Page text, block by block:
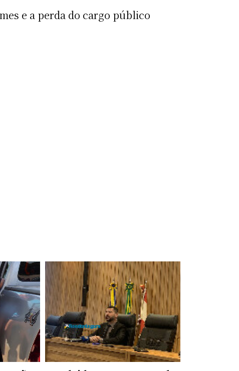
e a perda do cargo público